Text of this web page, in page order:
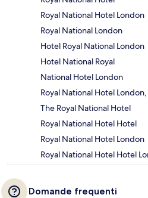
Royal National Hotel London
Royal National London
Hotel Royal National London
Hotel National Royal
National Hotel London
Royal National Hotel
The Royal National Hotel
Royal National Hotel Hotel
Royal National Hotel London
Royal National Hotel Hotel
Domande frequenti